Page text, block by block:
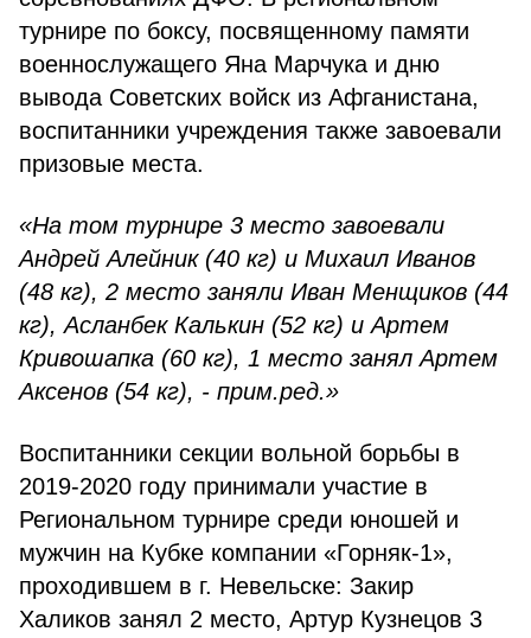
турнире по боксу, посвященному памяти
военнослужащего Яна Марчука и дню
вывода Советских войск из Афганистана,
воспитанники учреждения также завоевали
призовые места.
«На том турнире 3 место завоевали
Андрей Алейник (40 кг) и Михаил Иванов
(48 кг), 2 место заняли Иван Менщиков (44
кг), Асланбек Калькин (52 кг) и Артем
Кривошапка (60 кг), 1 место занял Артем
Аксенов (54 кг), - прим.ред.»
Воспитанники секции вольной борьбы в
2019-2020 году принимали участие в
Региональном турнире среди юношей и
мужчин на Кубке компании «Горняк-1»,
проходившем в г. Невельске: Закир
Халиков занял 2 место, Артур Кузнецов 3